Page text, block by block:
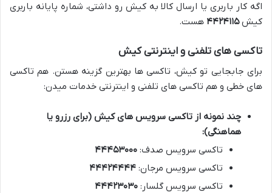
اگه کار باربری یا ارسال کالا به کیش رو داشتی، شماره پایانه باربری
کیش۴۴۲۴۱۱۵ هست.
تاکسی های تلفنی و اینترنتی کیش
برای جابجایی تو کیش، تاکسی ها بهترین گزینه هستن. هم تاکسی
های خطی و هم تاکسی های تلفنی و اینترنتی خدمات میدن:
چند نمونه از تاکسی سرویس های کیش (برای رزرو یا
هماهنگی):
تاکسی سرویس صدف: ۴۴۴۵۳۰۰۰
تاکسی سرویس مرجان: ۴۴۴۲۴۴۴۴
تاکسی سرویس گلسار: ۴۴۴۲۳۰۳۰